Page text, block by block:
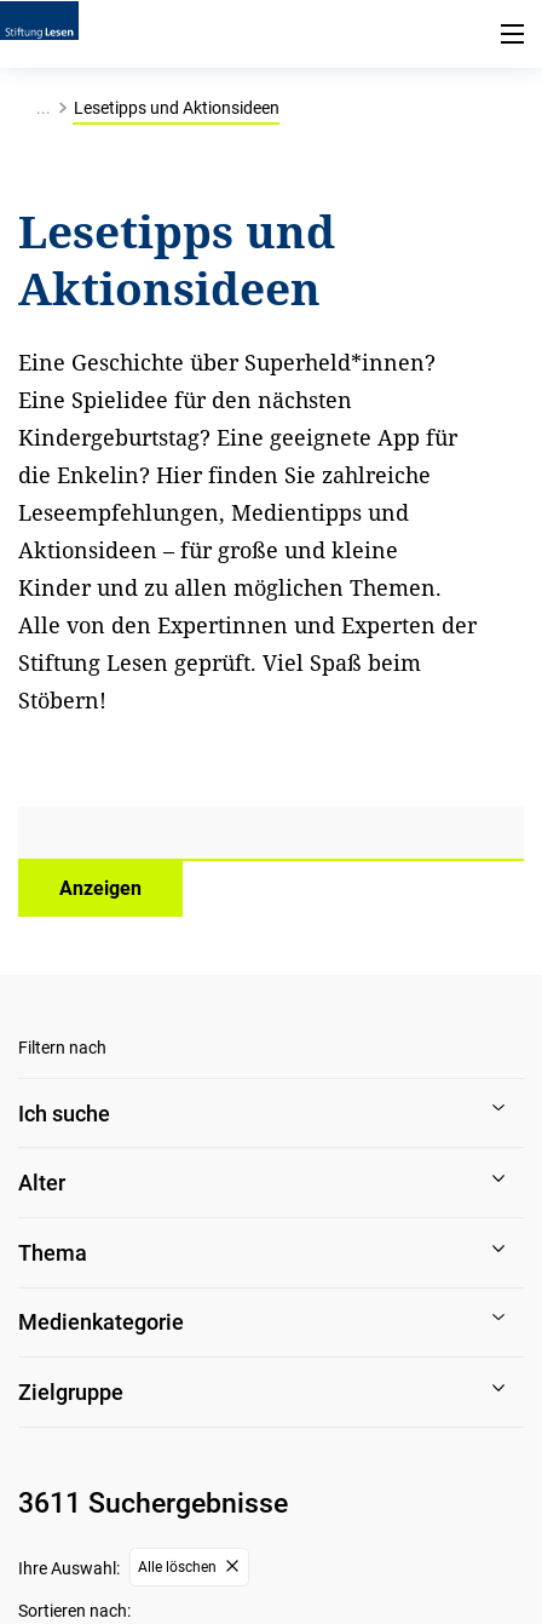
... Lesetipps und Aktionsideen
Lesetipps und
Aktionsideen
Eine Geschichte über Superheld*innen?
Eine Spielidee für den nächsten
Kindergeburtstag? Eine geeignete App für
die Enkelin? Hier finden Sie zahlreiche
Leseempfehlungen, Medientipps und
Aktionsideen – für große und kleine
Kinder und zu allen möglichen Themen.
Alle von den Expertinnen und Experten der
Stiftung Lesen geprüft. Viel Spaß beim
Stöbern!
Anzeigen
Filtern nach
Ich suche
Alter
Thema
Medienkategorie
Zielgruppe
3611 Suchergebnisse
Ihre Auswahl: Alle löschen
Sortieren nach: